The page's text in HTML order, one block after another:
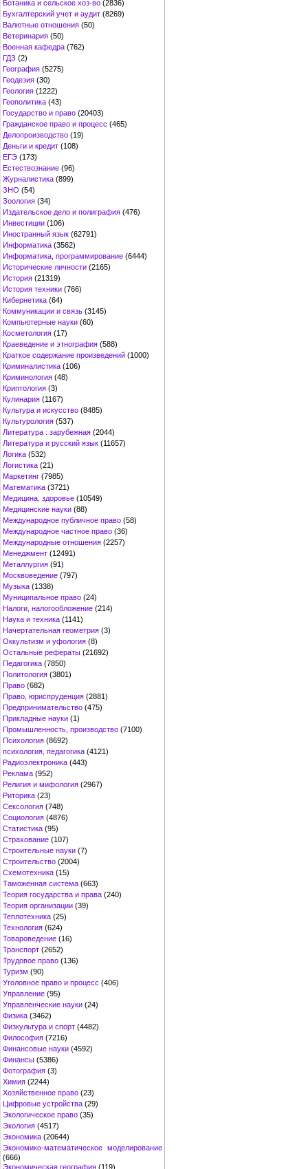
Ботаника и сельское хоз-во (2836)
Бухгалтерский учет и аудит (8269)
Валютные отношения (50)
Ветеринария (50)
Военная кафедра (762)
ГДЗ (2)
География (5275)
Геодезия (30)
Геология (1222)
Геополитика (43)
Государство и право (20403)
Гражданское право и процесс (465)
Делопроизводство (19)
Деньги и кредит (108)
ЕГЭ (173)
Естествознание (96)
Журналистика (899)
ЗНО (54)
Зоология (34)
Издательское дело и полиграфия (476)
Инвестиции (106)
Иностранный язык (62791)
Информатика (3562)
Информатика, программирование (6444)
Исторические личности (2165)
История (21319)
История техники (766)
Кибернетика (64)
Коммуникации и связь (3145)
Компьютерные науки (60)
Косметология (17)
Краеведение и этнография (588)
Краткое содержание произведений (1000)
Криминалистика (106)
Криминология (48)
Криптология (3)
Кулинария (1167)
Культура и искусство (8485)
Культурология (537)
Литература : зарубежная (2044)
Литература и русский язык (11657)
Логика (532)
Логистика (21)
Маркетинг (7985)
Математика (3721)
Медицина, здоровье (10549)
Медицинские науки (88)
Международное публичное право (58)
Международное частное право (36)
Международные отношения (2257)
Менеджмент (12491)
Металлургия (91)
Москвоведение (797)
Музыка (1338)
Муниципальное право (24)
Налоги, налогообложение (214)
Наука и техника (1141)
Начертательная геометрия (3)
Оккультизм и уфология (8)
Остальные рефераты (21692)
Педагогика (7850)
Политология (3801)
Право (682)
Право, юриспруденция (2881)
Предпринимательство (475)
Прикладные науки (1)
Промышленность, производство (7100)
Психология (8692)
психология, педагогика (4121)
Радиоэлектроника (443)
Реклама (952)
Религия и мифология (2967)
Риторика (23)
Сексология (748)
Социология (4876)
Статистика (95)
Страхование (107)
Строительные науки (7)
Строительство (2004)
Схемотехника (15)
Таможенная система (663)
Теория государства и права (240)
Теория организации (39)
Теплотехника (25)
Технология (624)
Товароведение (16)
Транспорт (2652)
Трудовое право (136)
Туризм (90)
Уголовное право и процесс (406)
Управление (95)
Управленческие науки (24)
Физика (3462)
Физкультура и спорт (4482)
Философия (7216)
Финансовые науки (4592)
Финансы (5386)
Фотография (3)
Химия (2244)
Хозяйственное право (23)
Цифровые устройства (29)
Экологическое право (35)
Экология (4517)
Экономика (20644)
Экономико-математическое моделирование
(666)
Экономическая география (119)